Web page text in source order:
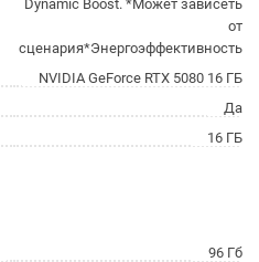
Dynamic Boost. *Может зависеть
от
сценария*Энергоэффективность
NVIDIA GeForce RTX 5080 16 ГБ
Да
16 ГБ
96 Гб